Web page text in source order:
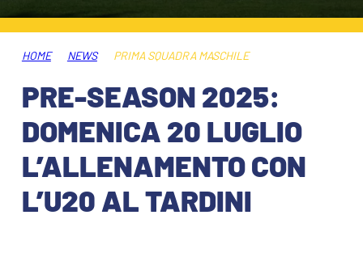
ABBONAMENTI
INFO BIGLIETTI
MUSEUM CLUB EXPERIENCE
TARDINI CARD
INFORMAZIONI ACCREDITI
SHOP
HOSPITALITY
HOSPITALITY
MUSEUM CLUB EXPERIENCE
ESPORTS
IL CLUB
HOME NEWS PRIMA SQUADRA MASCHILE
PRE-SEASON 2025:
DOMENICA 20 LUGLIO
L’ALLENAMENTO CON
L’U20 AL TARDINI